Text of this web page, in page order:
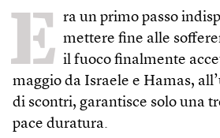
E ra un primo passo
mettere fine alle
il fuoco finalmente
maggio da Israele e Hamas,
di scontri, garantisce solo una
pace duratura.